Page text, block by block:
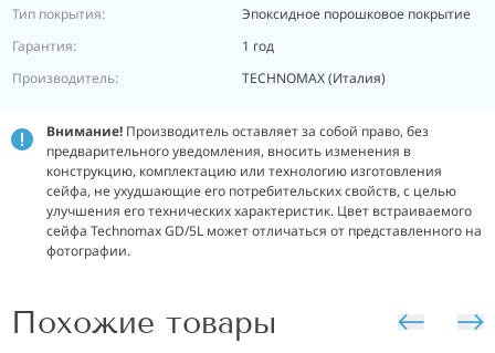
Тип покрытия:
Эпоксидное порошковое покрытие
Гарантия:
1 год
Производитель:
TECHNOMAX (Италия)
Внимание! Производитель оставляет за собой право, без
предварительного уведомления, вносить изменения в
конструкцию, комплектацию или технологию изготовления
сейфа, не ухудшающие его потребительских свойств, с целью
улучшения его технических характеристик. Цвет встраиваемого
сейфа Technomax GD/5L может отличаться от представленного на
фотографии.
Похожие товары